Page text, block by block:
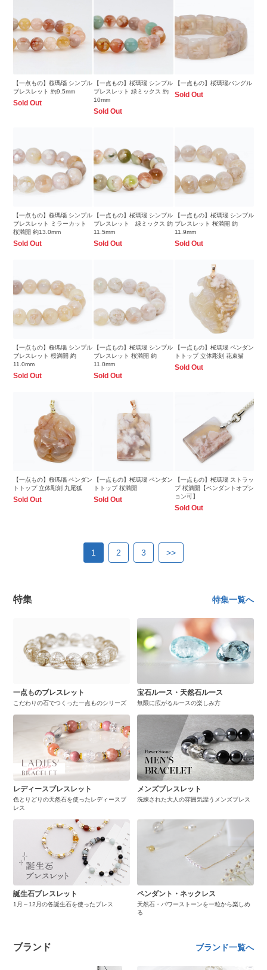
【一点もの】桜瑪瑙 シンプル
ブレスレット 約9.5mm
Sold Out
【一点もの】桜瑪瑙 シンプル
ブレスレット 緑ミックス 約
10mm
Sold Out
【一点もの】桜瑪瑙バングル
Sold Out
【一点もの】桜瑪瑙 シンプル
ブレスレット ミラーカット
桜満開 約13.0mm
Sold Out
【一点もの】桜瑪瑙 シンプル
ブレスレット 緑ミックス 約
11.5mm
Sold Out
【一点もの】桜瑪瑙 シンプル
ブレスレット 桜満開 約
11.9mm
Sold Out
【一点もの】桜瑪瑙 シンプル
ブレスレット 桜満開 約
11.0mm
Sold Out
【一点もの】桜瑪瑙 シンプル
ブレスレット 桜満開 約
11.0mm
Sold Out
【一点もの】桜瑪瑙 ペンダン
トトップ 立体彫刻 花束猫
Sold Out
【一点もの】桜瑪瑙 ペンダン
トトップ 立体彫刻 九尾狐
Sold Out
【一点もの】桜瑪瑙 ペンダン
トトップ 桜満開
Sold Out
【一点もの】桜瑪瑙 ストラッ
プ 桜満開【ペンダントオプシ
ョン可】
Sold Out
1 2 3 >>
特集 特集一覧へ
一点ものブレスレット
こだわりの石でつくった一点ものシリーズ
宝石ルース・天然石ルース
無限に広がるルースの楽しみ方
レディースブレスレット
色とりどりの天然石を使ったレディースブ
レス
メンズブレスレット
洗練された大人の雰囲気漂うメンズブレス
誕生石ブレスレット
1月～12月の各誕生石を使ったブレス
ペンダント・ネックレス
天然石・パワーストーンを一粒から楽しめ
る
ブランド ブランド一覧へ